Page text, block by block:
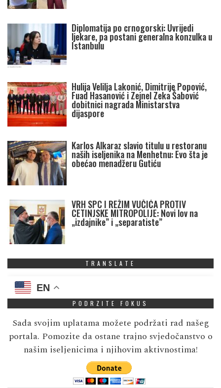
Diplomatija po crnogorski: Uvrijedi
ljekare, pa postani generalna konzulka u
Istanbulu
Hulija Velilja Lakonić, Dimitrije Popović,
Fuad Hasanović i Zejnel Zeka Šabović
dobitnici nagrada Ministarstva
dijaspore
Karlos Alkaraz slavio titulu u restoranu
naših iseljenika na Menhetnu: Evo šta je
obećao menadžeru Gutiću
VRH SPC I REŽIM VUČIĆA PROTIV
CETINJSKE MITROPOLIJE: Novi lov na
„izdajnike” i „separatiste”
TRANSLATE
EN
PODRZITE FOKUS
Sada svojim uplatama možete podržati rad našeg
portala. Pomozite da ostane trajno svjedočanstvo o
našim iseljenicima i njihovim aktivnostima!